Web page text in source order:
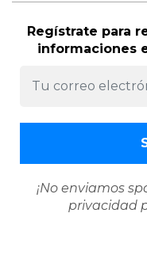
Regístrate para
informaciones
¡No enviamos
privacidad